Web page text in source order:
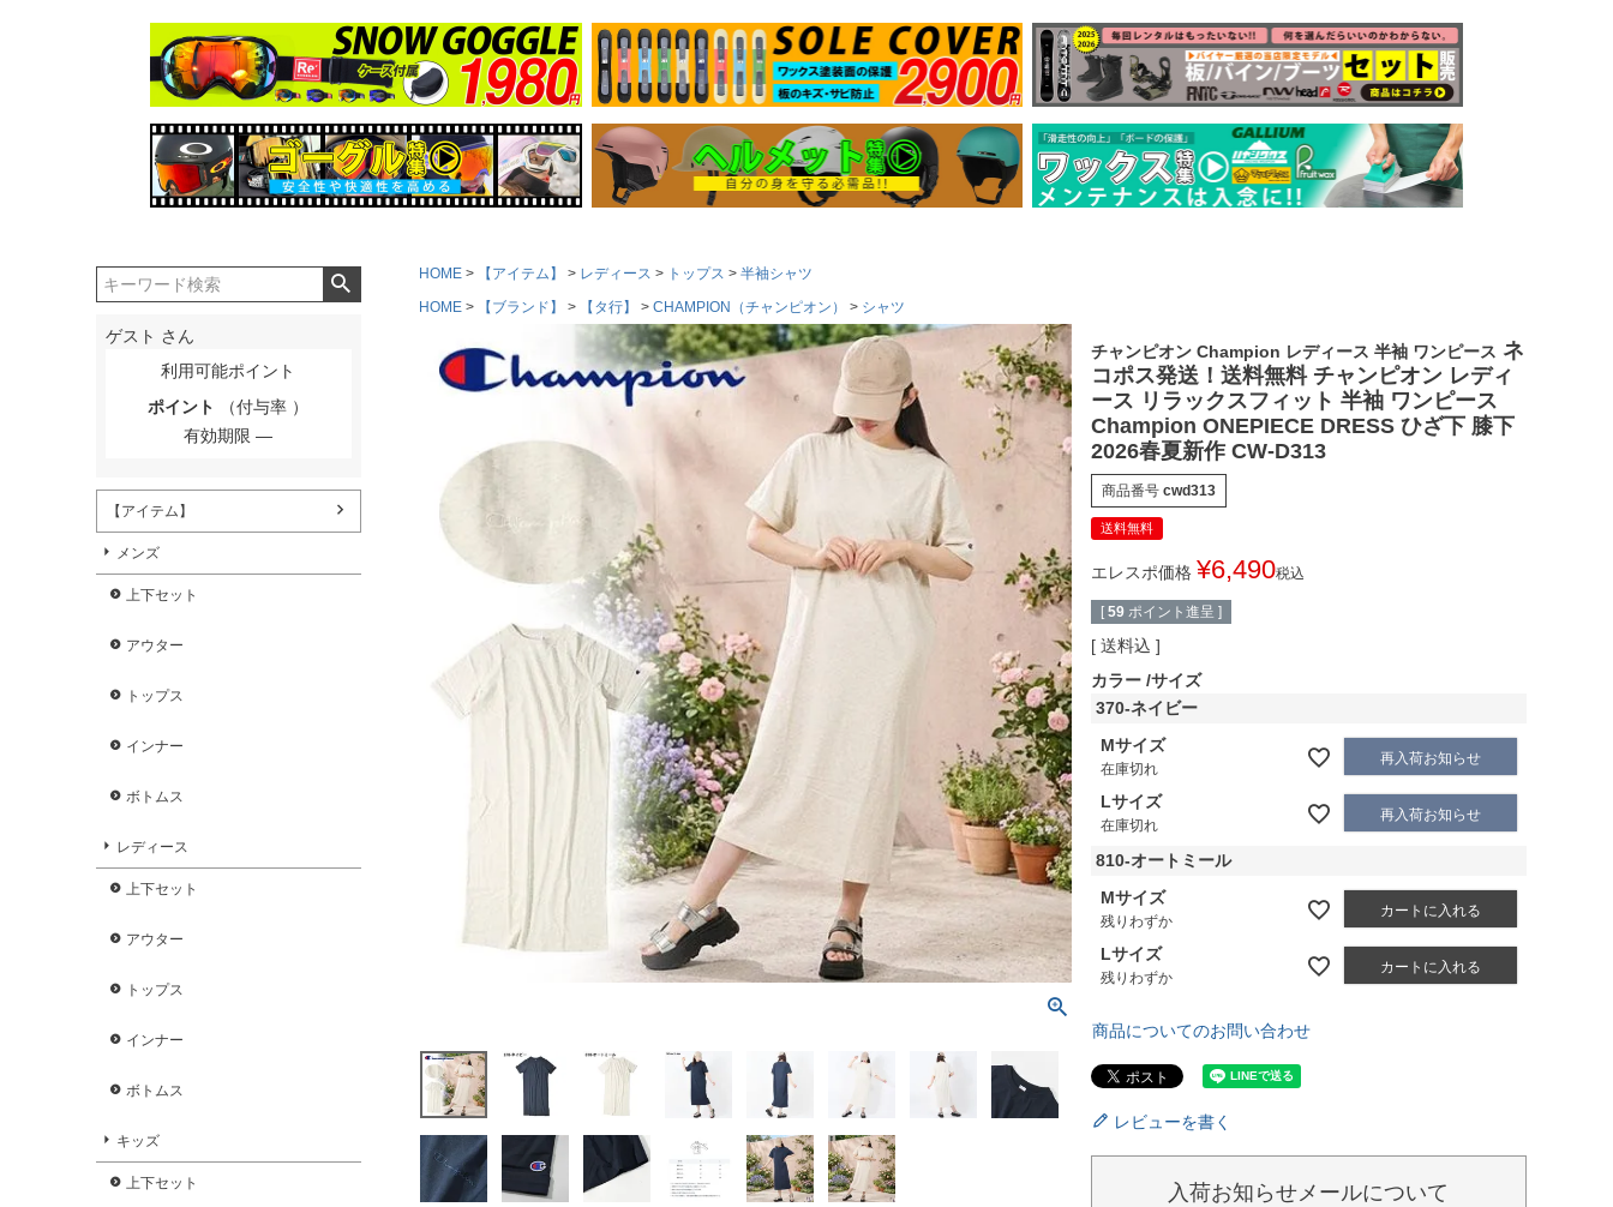
ゲスト さん
利用可能ポイント
ポイント
（付与率 ）
有効期限
【アイテム】
メンズ
上下セット
アウター
トップス
インナー
ボトムス
レディース
上下セット
アウター
トップス
インナー
ボトムス
キッズ
上下セット
HOME 【アイテム】 レディース トップス
半袖シャツ
HOME
【ブランド】 【タ行】 CHAMPION（チャンピオン） シャツ
チャンピオン Champion レディース 半袖 ワンピース ネ
コポス発送！送料無料 チャンピオン レディ
ース リラックスフィット 半袖 ワンピース
Champion ONEPIECE DRESS ひざ下 膝下
2026春夏新作 CW-D313
商品番号 cwd313
送料無料
エレスポ価格 ¥6,490税込
[ 59 ポイント進呈 ]
送料込
カラー サイズ
370-ネイビー
Mサイズ
在庫切れ
再入荷お知らせ
Lサイズ
在庫切れ
再入荷お知らせ
810-オートミール
Mサイズ
残りわずか
カートに入れる
Lサイズ
残りわずか
カートに入れる
商品についてのお問い合わせ
レビューを書く
入荷お知らせメールについて